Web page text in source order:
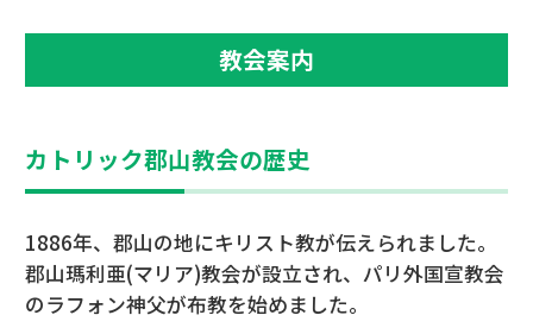
教会案内
カトリック郡山教会の歴史
1886年、郡山の地にキリスト教が伝えられました。
郡山瑪利亜(マリア)教会が設立され、パリ外国宣教会
のラフォン神父が布教を始めました。